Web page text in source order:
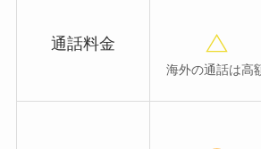
通話料金
海外の通話は高